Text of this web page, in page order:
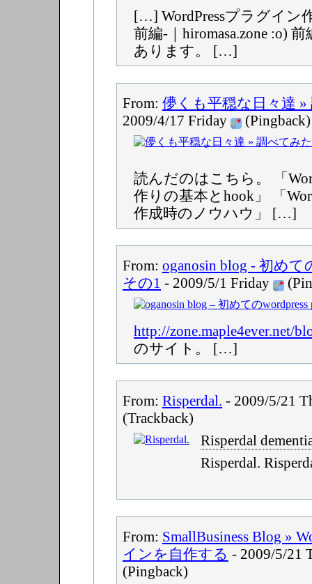
[…] WordPressプラグイン
前編-｜hiromasa.zone :o)
あります。 […]
From: 儚くも平穏な日々達
2009/4/17 Friday
(Pingback)
読んだのはこちら。 「
作りの基本とhook」 「
作成時のノウハウ」 […]
From: oganosin blog - 初めて
その1 - 2009/5/1 Friday
http://zone.maple4ever.net/
のサイト。 […]
From: Risperdal. - 2009/5/21
(Trackback)
Risperdal
Risperdal.
From: SmallBusiness Blog »
インを自作する - 2009/5/21
(Pingback)